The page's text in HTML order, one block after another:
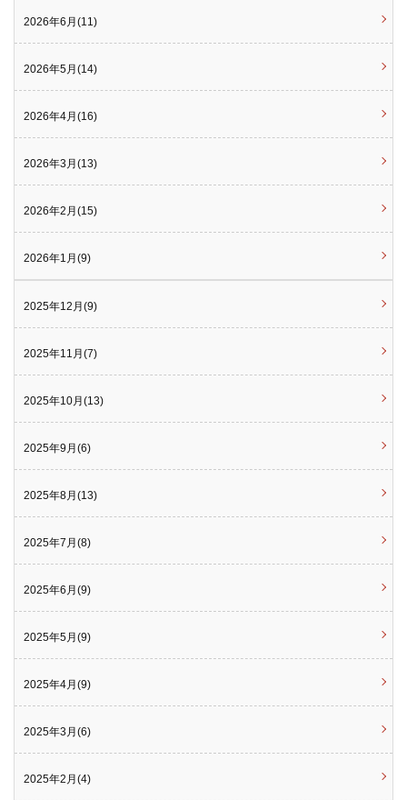
2026年6月(11)
2026年5月(14)
2026年4月(16)
2026年3月(13)
2026年2月(15)
2026年1月(9)
2025年12月(9)
2025年11月(7)
2025年10月(13)
2025年9月(6)
2025年8月(13)
2025年7月(8)
2025年6月(9)
2025年5月(9)
2025年4月(9)
2025年3月(6)
2025年2月(4)